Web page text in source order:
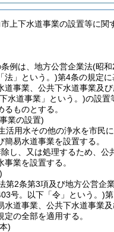
上下水道事業の設置等に関
条例は、地方公営企業法(昭和
法」という。)第4条の規定
道事業、公共下水道事業及
水道事業」という。)の設置
るものとする。
業の設置)
活用水その他の浄水を市民
簡易水道事業を設置する。
し、又は処理するため、公
事業を設置する。
第2条第3項及び地方公営企
号。以下「令」という。)
水道事業、公共下水道事業
定の全部を適用する。
)